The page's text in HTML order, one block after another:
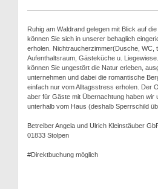
Ruhig am Waldrand gelegen mit Blick auf
können Sie sich in unserer behaglich
erholen. Nichtraucherzimmer(Dusche, WC,
Aufenthaltsraum, Gästeküche u.
können Sie ungestört die Natur erleben,
unternehmen und dabei die romantische
einfach nur vom Alltagsstress erholen. Der
aber für Gäste mit Übernachtung haben wir
unterhalb vom Haus (deshalb Sperrschild
Betreiber Angela und Ulrich Kleinstäuber
01833 Stolpen
#Direktbuchung möglich